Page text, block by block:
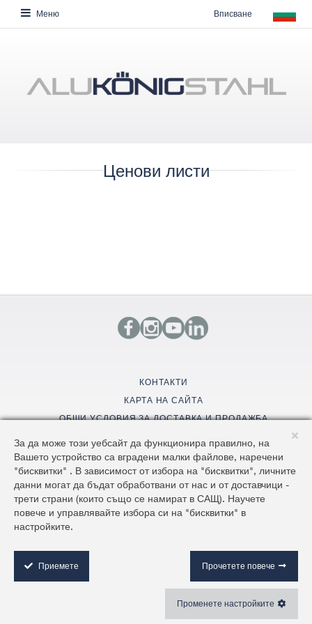
Меню Вписване
Ценови листи
КОНТАКТИ
КАРТА НА САЙТА
ОБЩИ УСЛОВИЯ ЗА ДОСТАВКА И ПРОДАЖБА
ОБЩИ УСЛОВИЯ НА САЙТА И ЗАЩИТА НА ЛИЧНИТЕ ДАННИ
©2026 AluKönigStahl
o
o
k
i
e
За да може този уебсайт да функционира правилно, на
Вашето устройство са вградени малки файлове, наречени
"бисквитки" . В зависимост от избора на "бисквитки", личните
данни могат да бъдат обработвани от нас и от доставчици -
трети страни (които също се намират в САЩ). Научете
повече и управлявайте избора си на "бисквитки" в
настройките.
Приемете Прочетете повече
Променете настройките